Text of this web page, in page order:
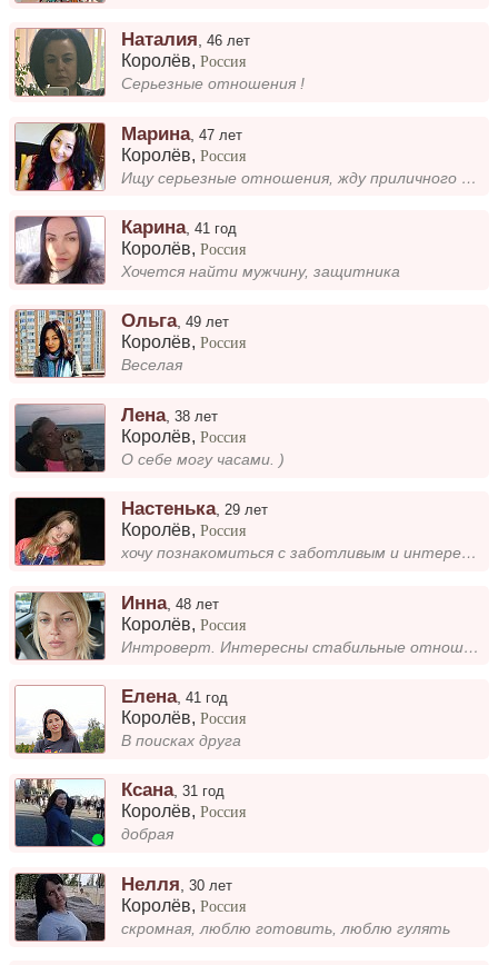
Наталия ,46 лет
Королёв,Россия
Серьезные отношения !
Марина,47 лет
Королёв,Россия
Ищу серьезные отношения, жду приличного человека, без вредных привычек, образованного, воспитанного, доброго.
Карина,41 год
Королёв,Россия
Хочется найти мужчину, защитника
Ольга,49 лет
Королёв,Россия
Веселая
Лена,38 лет
Королёв,Россия
О себе могу часами. )
Настенька, 29 лет
Королёв,Россия
хочу познакомиться с заботливым и интересным парнем)
Инна,48 лет
Королёв,Россия
Интроверт. Интересны стабильные отношения с глубокой эмоциональной связью
Елена,41 год
Королёв,Россия
В поисках друга
Ксана,31 год
Королёв,Россия
добрая
Нелля ,30 лет
Королёв,Россия
скромная, люблю готовить, люблю гулять